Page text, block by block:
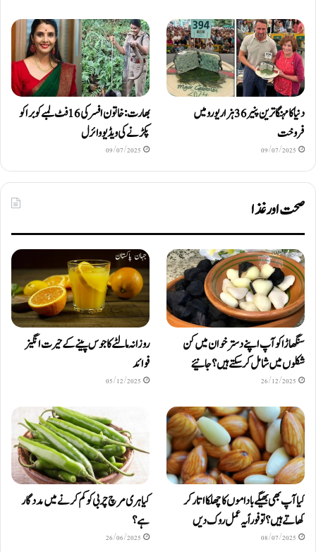
دنیا کا مہنگا ترین پنیر 36 ہزار یورو میں
فروخت
09/07/2025
بھارت: خاتون افسر کی 16 فٹ لمبے کوبرا کو
پکڑنے کی ویڈیو وائرل
09/07/2025
صحت اور غذا
سنگھاڑا کو آپ اپنے دستر خوان میں کن
شکلوں میں شامل کرسکتے ہیں ؟ جانیئے
26/12/2025
روزانہ مالٹے کا جوس پینے کے حیرت انگیز
فوائد
05/12/2025
کیا آپ بھی بھیگے باداموں کا چھلکا اتار کر
کھاتے ہیں؟ تو فوراً یہ عمل روک دیں
08/07/2025
کیا ہری مرچ چربی کو کم کرنے میں مددگار
ہے؟
26/06/2025